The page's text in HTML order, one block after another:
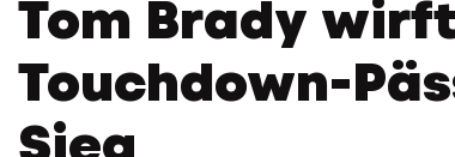
Tom Brady
Touchdown-